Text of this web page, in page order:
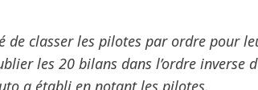
de classer les pilotes par ordre pour
les 20 bilans dans l’ordre inverse